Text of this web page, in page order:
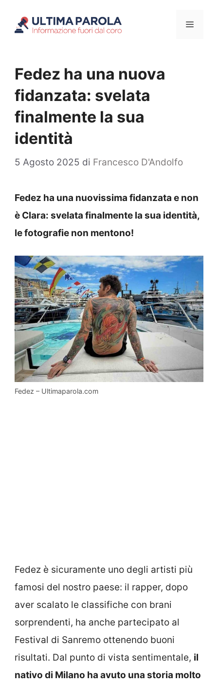
Menu
Fedez ha una nuova
fidanzata: svelata
finalmente la sua
identità
5 Agosto 2025 di Francesco D'Andolfo
Fedez ha una nuovissima fidanzata e non
è Clara: svelata finalmente la sua identità,
le fotografie non mentono!
Fedez – Ultimaparola.com
Fedez è sicuramente uno degli artisti più
famosi del nostro paese: il rapper, dopo
aver scalato le classifiche con brani
sorprendenti, ha anche partecipato al
Festival di Sanremo ottenendo buoni
risultati. Dal punto di vista sentimentale, il
nativo di Milano ha avuto una storia molto